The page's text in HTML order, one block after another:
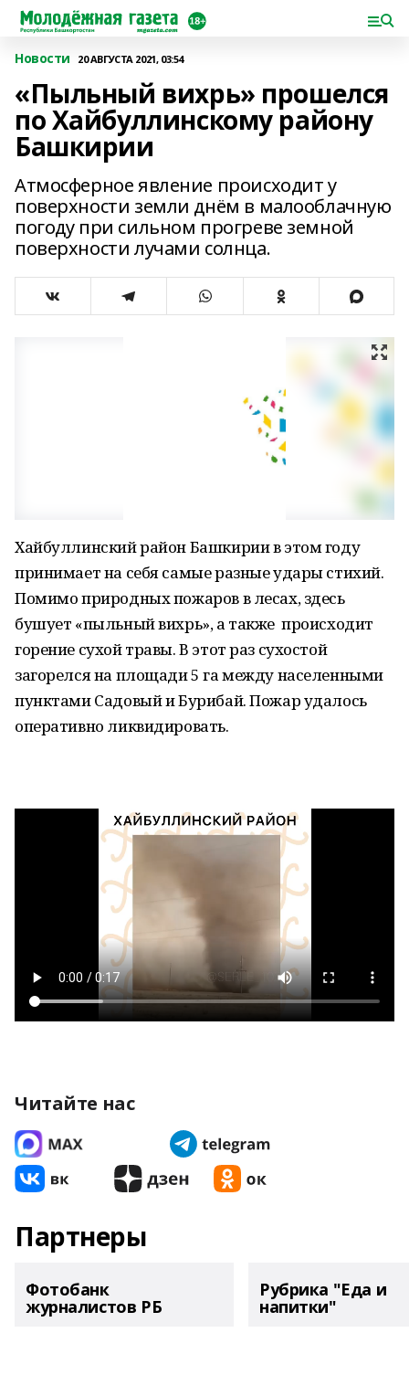
Новости 20 АВГУСТА 2021, 03:54
«Пыльный вихрь» прошелся
по Хайбуллинскому району
Башкирии
Атмосферное явление происходит у
поверхности земли днём в малооблачную
погоду при сильном прогреве земной
поверхности лучами солнца.
Хайбуллинский район Башкирии в этом году
принимает на себя самые разные удары стихий.
Помимо природных пожаров в лесах, здесь
бушует «пыльный вихрь», а также происходит
горение сухой травы. В этот раз сухостой
загорелся на площади 5 га между населенными
пунктами Садовый и Бурибай. Пожар удалось
оперативно ликвидировать.
Читайте нас
Партнеры
Фотобанк
журналистов РБ
Рубрика "Еда и
напитки"